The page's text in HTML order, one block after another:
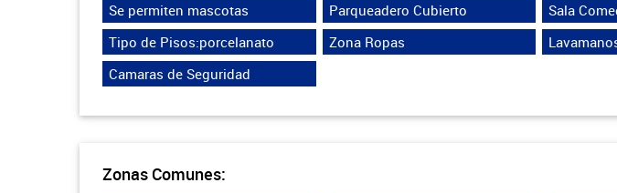
Se permiten mascotas
Parqueadero Cubierto
Sala
Tipo de Pisos:porcelanato
Zona Ropas
Camaras de Seguridad
Zonas Comunes: